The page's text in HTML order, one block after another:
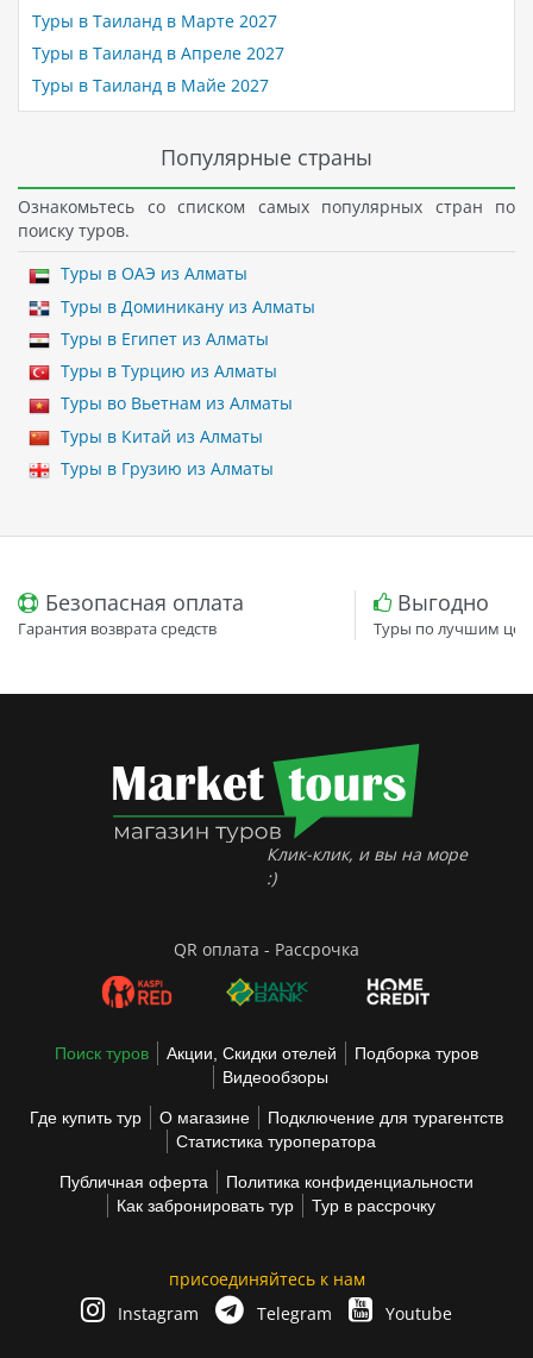
Туры в Таиланд в Марте 2027
Туры в Таиланд в Апреле 2027
Туры в Таиланд в Майе 2027
Популярные страны
Ознакомьтесь со списком самых популярных стран по
поиску туров.
Туры в ОАЭ из Алматы
Туры в Доминикану из Алматы
Туры в Египет из Алматы
Туры в Турцию из Алматы
Туры во Вьетнам из Алматы
Туры в Китай из Алматы
Туры в Грузию из Алматы
Безопасная оплата
Гарантия возврата средств
Выгодно
Туры по лучшим
Клик-клик, и вы на море
:)
QR оплата - Рассрочка
Поиск туров Акции, Скидки отелей
Подборка туров
Видеообзоры
Где купить тур О магазине
Подключение для турагентств
Статистика туроператора
Публичная оферта
Политика конфиденциальности
Как забронировать тур
Тур в рассрочку
присоединяйтесь к нам
Instagram
Telegram Youtube